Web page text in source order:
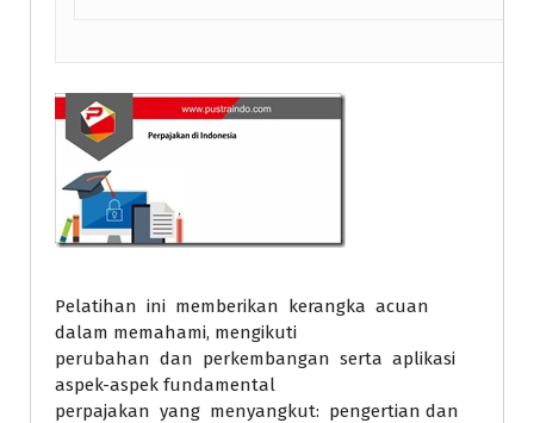
Pelatihan ini memberikan kerangka acuan
dalam memahami, mengikuti
perubahan dan perkembangan serta aplikasi
aspek-aspek fundamental
perpajakan yang menyangkut: pengertian dan